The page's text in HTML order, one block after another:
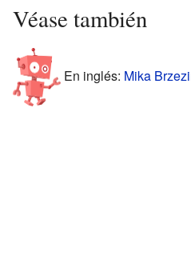
Véase también
En inglés: Mika